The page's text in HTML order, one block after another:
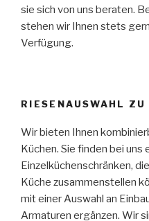
sie sich von uns beraten.
stehen wir Ihnen stets
Verfügung.
RIESENAUSWAHL
Wir bieten Ihnen
Küchen. Sie finden bei uns
Einzelküchenschränken,
Küche zusammenstellen
mit einer Auswahl an
Armaturen ergänzen. Wir